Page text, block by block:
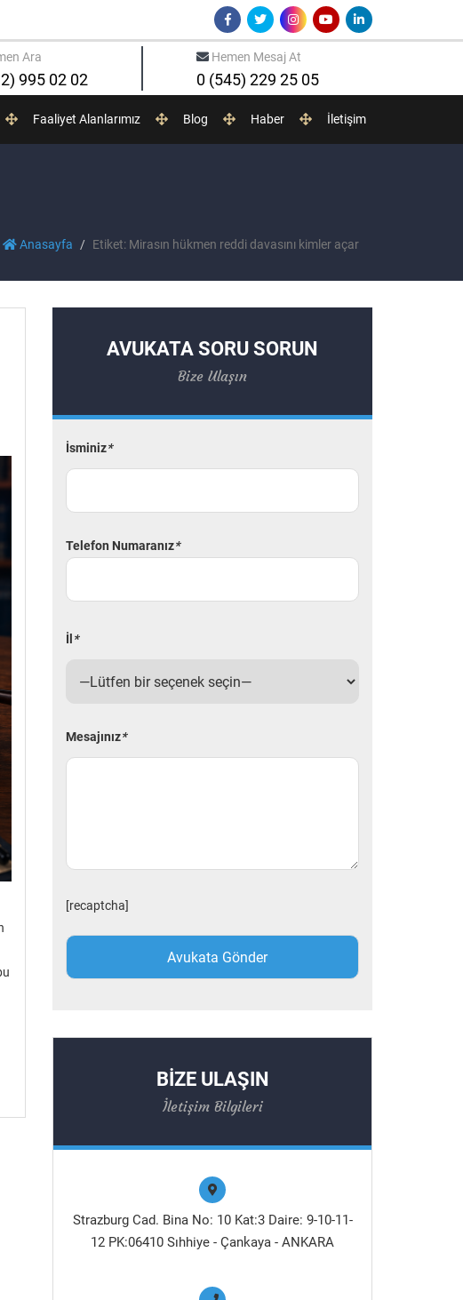
Ara
995 02 02
Hemen Mesaj At
0 (545) 229 25 05
Faaliyet Alanlarımız Blog Haber İletişim
Anasayfa Etiket: Mirasın hükmen reddi davasını kimler açar
AVUKATA SORU SORUN
Bize Ulaşın
İsminiz*
Telefon Numaranız*
İl *
Mesajınız*
[recaptcha]
BİZE ULAŞIN
İletişim Bilgileri
Strazburg Cad. Bina No: 10 Kat:3 Daire: 9-10-11-
12 PK:06410 Sıhhiye - Çankaya - ANKARA